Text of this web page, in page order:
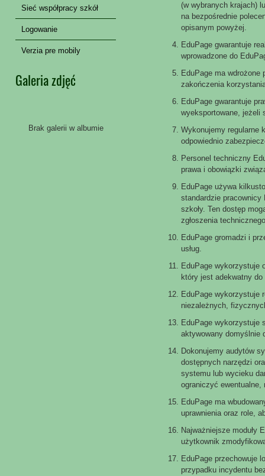
Sieć współpracy szkół
Logowanie
Verzia pre mobily
Galeria zdjęć
Brak galerii w albumie
(w wybranych krajach)
na bezpośrednie
opisanym powyżej.
EduPage gwarantuje
wprowadzone do
EduPage ma
zakończenia
EduPage gwarantuje
wyeksportowane, jeżeli
Wykonujemy regularne
odpowiednio
Personel techniczny
prawa i obowiązki
EduPage używa
standardzie pracownicy
szkoły. Ten dostęp
zgłoszenia
EduPage gromadzi i
usług.
EduPage wykorzystuje
który jest adekwatny
EduPage wykorzystuje
niezależnych,
EduPage wykorzystuje
aktywowany domyślnie
Dokonujemy audytów
dostępnych narzędzi
systemu lub wycieku
ograniczyć ewentualne,
EduPage ma
uprawnienia oraz role,
Najważniejsze moduły
użytkownik
EduPage przechowuje
przypadku incydentu